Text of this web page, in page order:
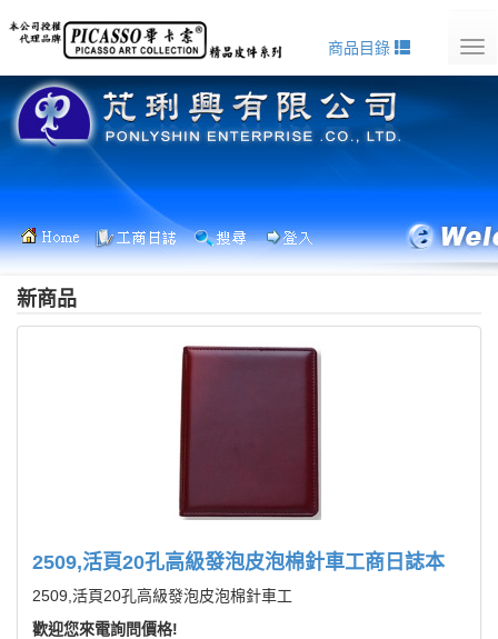
商品目錄
新商品
2509,活頁20孔高級發泡皮泡棉針車工商日誌本
2509,活頁20孔高級發泡皮泡棉針車工
歡迎您來電詢問價格!